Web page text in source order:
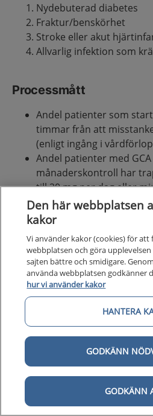
Nydebuterad diabetes
Fraktur/benskörhet
Stroke eller akut
Allvarlig infektion som
Processmått
Andel patienter som
timmar från att
(enligt ingång i
Andel patienter med
månaderskontroll har
till 20 mg per dag eller
Andel patienter med
(GCA) som fått sin
Andel patienter med
(GCA) som följs upp
sjuksköterska eller läkare
diagnos
Andel patienter med
upplever god delaktighet
Bilaga - Uppföljning av
(GCA).pdf
Kvalitetsregister
Den här webbplatsen
kakor
Vi använder kakor (cookies) för
webbplatsen och göra
sajten bättre och smidigare.
använda webbplatsen godkänner
hur vi använder kakor
HANTERA
GODKÄNN
GODKÄNN